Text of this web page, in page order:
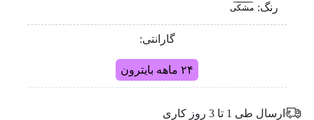
رنگ: مشکی
گارانتی:
۲۴ ماهه بایترون
ارسال طی 1 تا 3 روز کاری